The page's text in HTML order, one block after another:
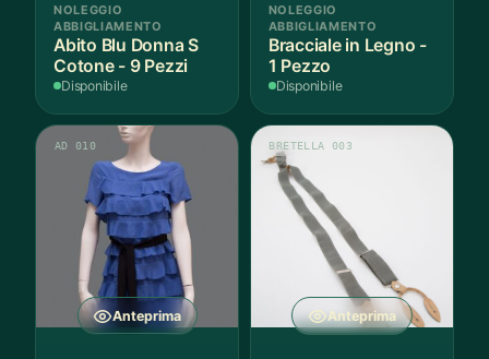
NOLEGGIO
ABBIGLIAMENTO
Abito Blu Donna S
Cotone - 9 Pezzi
Disponibile
NOLEGGIO
ABBIGLIAMENTO
Bracciale in Legno -
1 Pezzo
Disponibile
Anteprima
AD 010
Anteprima
BRETELLA 003